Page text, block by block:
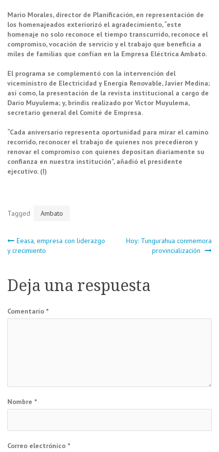
Mario Morales, director de Planificación, en representación de
los homenajeados exteriorizó el agradecimiento, “este
homenaje no solo reconoce el tiempo transcurrido, reconoce el
compromiso, vocación de servicio y el trabajo que beneficia a
miles de familias que confían en la Empresa Eléctrica Ambato.
El programa se complementó con la intervención del
viceministro de Electricidad y Energía Renovable, Javier Medina;
así como, la presentación de la revista institucional a cargo de
Darío Muyulema; y, brindis realizado por Víctor Muyulema,
secretario general del Comité de Empresa.
“Cada aniversario representa oportunidad para mirar el camino
recorrido, reconocer el trabajo de quienes nos precedieron y
renovar el compromiso con quienes depositan diariamente su
confianza en nuestra institución”, añadió el presidente
ejecutivo. (I)
Tagged Ambato
Navegación
entradas
Eeasa, empresa con liderazgo
y crecimiento
Hoy: Tungurahua conmemora
provincialización
Deja una respuesta
Comentario *
Nombre *
Correo electrónico *